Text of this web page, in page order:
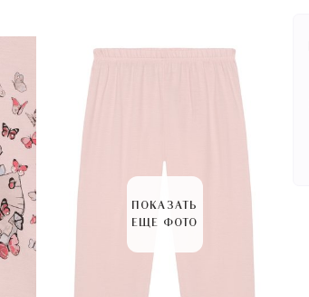
ПОКАЗАТЬ
ЕЩЕ ФОТО